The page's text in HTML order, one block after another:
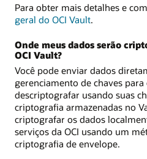
Para obter mais detalhes e
geral do OCI Vault.
Onde meus dados serão
OCI Vault?
Você pode enviar dados
gerenciamento de chaves
descriptografar usando suas
criptografia armazenadas no
criptografar os dados
serviços da OCI usando um
criptografia de envelope.